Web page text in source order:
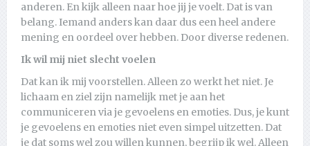
anderen. En kijk alleen naar hoe jij je voelt. Dat is van
belang. Iemand anders kan daar dus een heel andere
mening en oordeel over hebben. Door diverse redenen.
Ik wil mij niet slecht voelen
Dat kan ik mij voorstellen. Alleen zo werkt het niet. Je
lichaam en ziel zijn namelijk met je aan het
communiceren via je gevoelens en emoties. Dus, je kunt
je gevoelens en emoties niet even simpel uitzetten. Dat
je dat soms wel zou willen kunnen, begrijp ik wel. Alleen